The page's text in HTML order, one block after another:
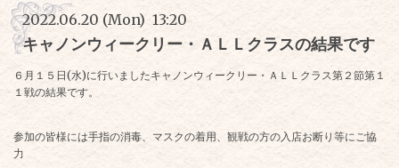
2022.06.20 (Mon) 13:20
キャノンウィークリー・ＡＬＬクラスの結果です
６月１５日(水)に行いましたキャノンウィークリー・ＡＬＬクラス第２節第１
１戦の結果です。
参加の皆様には手指の消毒、マスクの着用、観戦の方の入店お断り等にご協
力